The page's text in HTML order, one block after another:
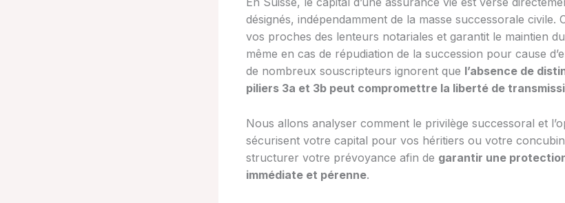
désignés, indépendamment de la masse successorale civile.
vos proches des lenteurs notariales et garantit le maintien
même en cas de répudiation de la succession pour cause
de nombreux souscripteurs ignorent que l’absence de
piliers 3a et 3b peut compromettre la liberté de
Nous allons analyser comment le privilège successoral et
sécurisent votre capital pour vos héritiers ou votre
structurer votre prévoyance afin de garantir une
immédiate et pérenne.